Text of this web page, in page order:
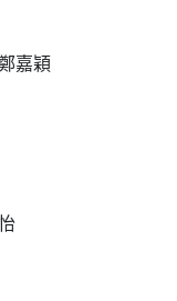
嘉穎